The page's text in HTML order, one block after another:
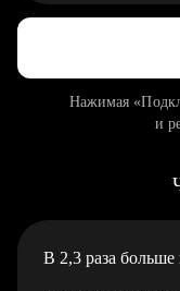
Нажимая
и
В 2,3 раза